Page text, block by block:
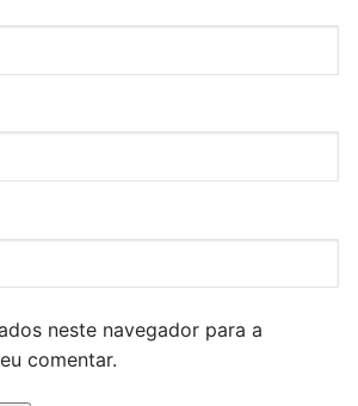
neste navegador para a
comentar.